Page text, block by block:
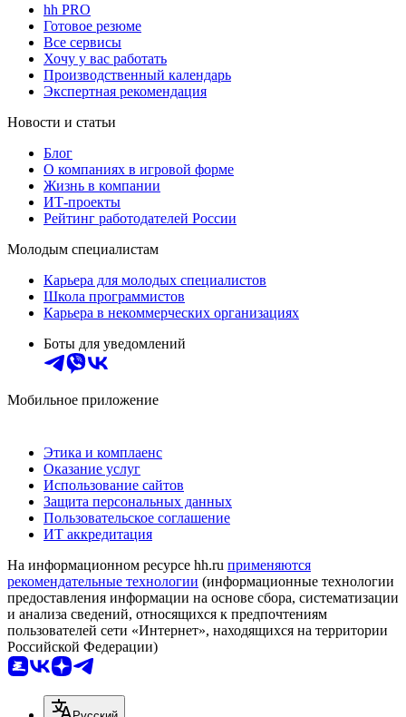
hh PRO
Готовое резюме
Все сервисы
Хочу у вас работать
Производственный календарь
Экспертная рекомендация
Новости и статьи
Блог
О компаниях в игровой форме
Жизнь в компании
ИТ-проекты
Рейтинг работодателей России
Молодым специалистам
Карьера для молодых специалистов
Школа программистов
Карьера в некоммерческих организациях
Боты для уведомлений
Мобильное приложение
Этика и комплаенс
Оказание услуг
Использование сайтов
Защита персональных данных
Пользовательское соглашение
ИТ аккредитация
На информационном ресурсе hh.ru применяются
рекомендательные технологии (информационные технологии
предоставления информации на основе сбора, систематизации
и анализа сведений, относящихся к предпочтениям
пользователей сети «Интернет», находящихся на территории
Российской Федерации)